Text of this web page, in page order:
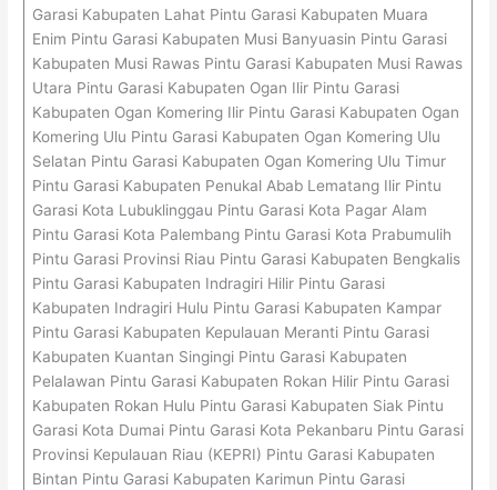
Garasi Kabupaten Lahat Pintu Garasi Kabupaten Muara
Enim Pintu Garasi Kabupaten Musi Banyuasin Pintu Garasi
Kabupaten Musi Rawas Pintu Garasi Kabupaten Musi Rawas
Utara Pintu Garasi Kabupaten Ogan Ilir Pintu Garasi
Kabupaten Ogan Komering Ilir Pintu Garasi Kabupaten Ogan
Komering Ulu Pintu Garasi Kabupaten Ogan Komering Ulu
Selatan Pintu Garasi Kabupaten Ogan Komering Ulu Timur
Pintu Garasi Kabupaten Penukal Abab Lematang Ilir Pintu
Garasi Kota Lubuklinggau Pintu Garasi Kota Pagar Alam
Pintu Garasi Kota Palembang Pintu Garasi Kota Prabumulih
Pintu Garasi Provinsi Riau Pintu Garasi Kabupaten Bengkalis
Pintu Garasi Kabupaten Indragiri Hilir Pintu Garasi
Kabupaten Indragiri Hulu Pintu Garasi Kabupaten Kampar
Pintu Garasi Kabupaten Kepulauan Meranti Pintu Garasi
Kabupaten Kuantan Singingi Pintu Garasi Kabupaten
Pelalawan Pintu Garasi Kabupaten Rokan Hilir Pintu Garasi
Kabupaten Rokan Hulu Pintu Garasi Kabupaten Siak Pintu
Garasi Kota Dumai Pintu Garasi Kota Pekanbaru Pintu Garasi
Provinsi Kepulauan Riau (KEPRI) Pintu Garasi Kabupaten
Bintan Pintu Garasi Kabupaten Karimun Pintu Garasi